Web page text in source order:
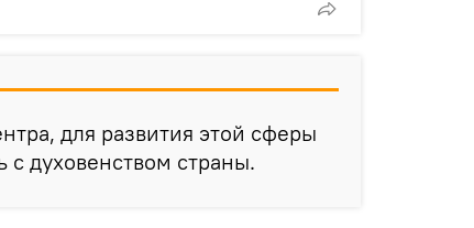
для развития этой сферы
с духовенством страны.